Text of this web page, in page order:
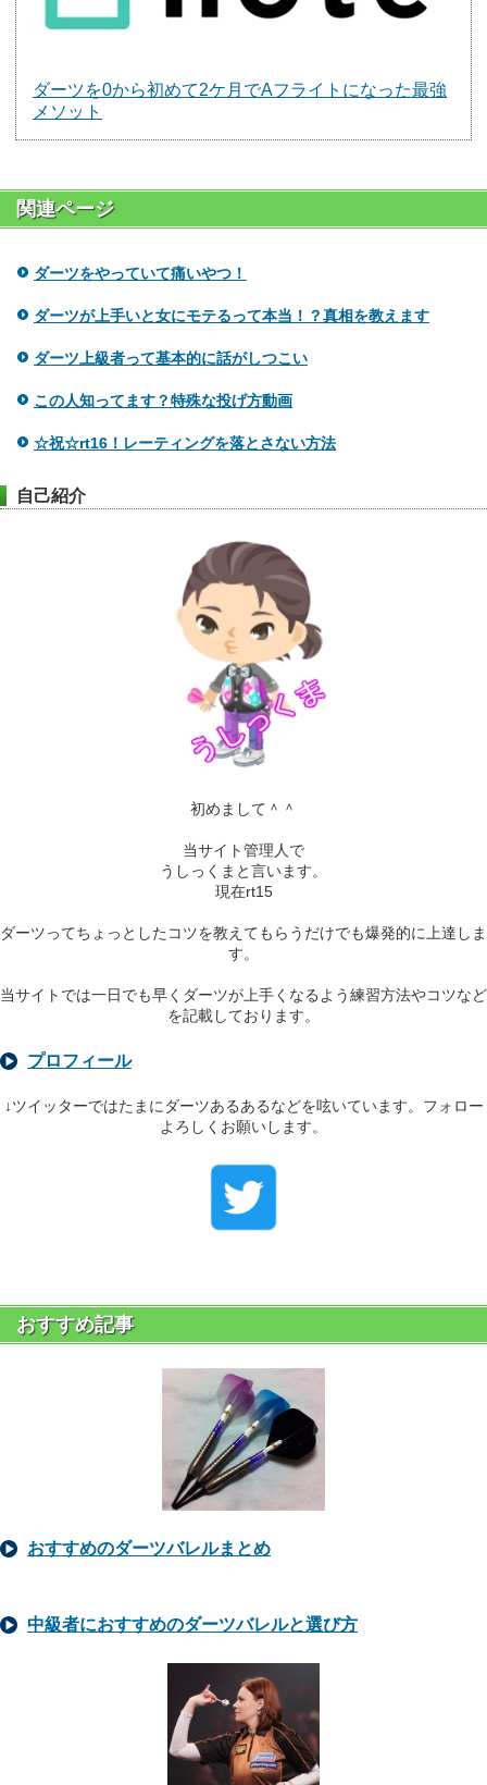
ダーツを0から初めて2ケ月でAフライトになった最強
メソット
関連ページ
ダーツをやっていて痛いやつ！
ダーツが上手いと女にモテるって本当！？真相を教えます
ダーツ上級者って基本的に話がしつこい
この人知ってます？特殊な投げ方動画
☆祝☆rt16！レーティングを落とさない方法
自己紹介
初めまして＾＾
当サイト管理人で
うしっくまと言います。
現在rt15
ダーツってちょっとしたコツを教えてもらうだけでも爆発的に上達しま
す。
当サイトでは一日でも早くダーツが上手くなるよう練習方法やコツなど
を記載しております。
プロフィール
↓ツイッターではたまにダーツあるあるなどを呟いています。フォロー
よろしくお願いします。
おすすめ記事
おすすめのダーツバレルまとめ
中級者におすすめのダーツバレルと選び方